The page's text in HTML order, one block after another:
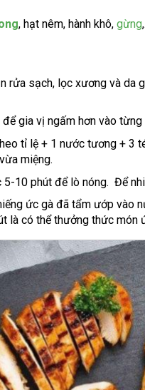
, hạt nêm, hành khô, gừng
rửa sạch, lọc xương và
gia vị ngấm hơn vào
tỉ lệ + 1 nước tương + 3
miệng.
10 phút để lò nóng. Để
ức gà đã tẩm ướp vào
là có thể thưởng thức